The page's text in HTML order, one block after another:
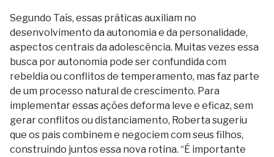
Segundo Taís, essas práticas auxiliam no
desenvolvimento da autonomia e da personalidade,
aspectos centrais da adolescência. Muitas vezes essa
busca por autonomia pode ser confundida com
rebeldia ou conflitos de temperamento, mas faz parte
de um processo natural de crescimento. Para
implementar essas ações deforma leve e eficaz, sem
gerar conflitos ou distanciamento, Roberta sugeriu
que os pais combinem e negociem com seus filhos,
construindo juntos essa nova rotina. “É importante